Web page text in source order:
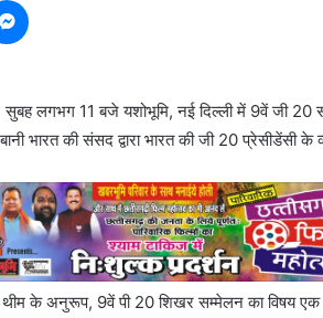
सुबह लगभग 11 बजे यशोभूमि, नई दिल्ली में 9वें जी
भारत की संसद द्वारा भारत की जी 20 प्रेसीडेंसी के
थीम के अनुरूप, 9वें पी 20 शिखर सम्मेलन का विषय एक